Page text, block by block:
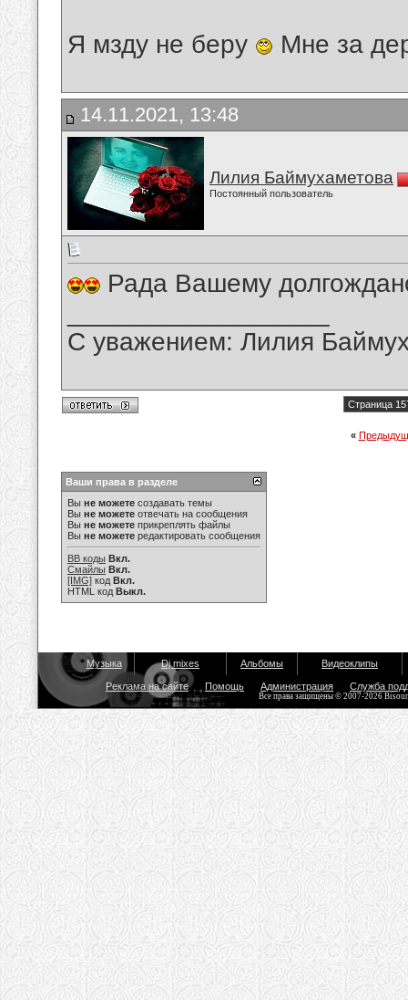
Я мзду не беру Мне за
14.11.2021, 13:48
Лилия Баймухаметова
Постоянный пользователь
Рада Вашему
С уважением: Лилия
Страница
«
Ваши права в разделе
Вы не можете создавать темы
Вы не можете отвечать на сообщения
Вы не можете прикреплять файлы
Вы не можете редактировать сообщения
BB коды Вкл.
Смайлы Вкл.
[IMG] код Вкл.
HTML код Выкл.
Музыка Dj mixes Альбомы Видеоклипы
Реклама на сайте Помощь Администрация Служба
Все права защищены © 2007-2026